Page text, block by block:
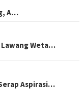
A…
Lawang Weta…
Aspirasi…